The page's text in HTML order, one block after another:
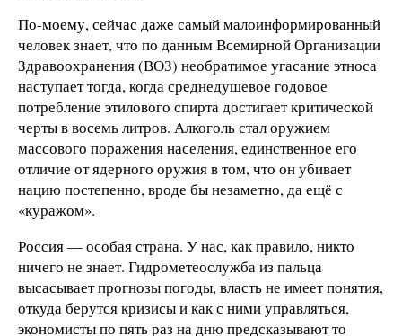
По-моему, сейчас даже самый малоинформированный
человек знает, что по данным Всемирной Организации
Здравоохранения (ВОЗ) необратимое угасание этноса
наступает тогда, когда среднедушевое годовое
потребление этилового спирта достигает критической
черты в восемь литров. Алкоголь стал оружием
массового поражения населения, единственное его
отличие от ядерного оружия в том, что он убивает
нацию постепенно, вроде бы незаметно, да ещё с
«куражом».
Россия — особая страна. У нас, как правило, никто
ничего не знает. Гидрометеослужба из пальца
высасывает прогнозы погоды, власть не имеет понятия,
откуда берутся кризисы и как с ними управляться,
экономисты по пять раз на дню предсказывают то